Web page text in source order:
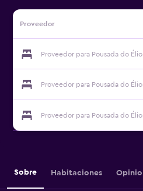
Proveedor
Proveedor para Pousada do Élio
Proveedor para Pousada do Élio
Proveedor para Pousada do Élio
Sobre Habitaciones